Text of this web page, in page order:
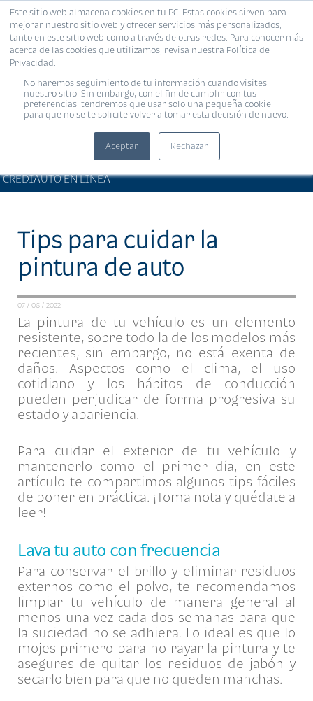
Este sitio web almacena cookies en tu PC. Estas cookies sirven para
mejorar nuestro sitio web y ofrecer servicios más personalizados,
tanto en este sitio web como a través de otras redes. Para conocer más
acerca de las cookies que utilizamos, revisa nuestra Política de
Privacidad.
No haremos seguimiento de tu información cuando visites
nuestro sitio. Sin embargo, con el fin de cumplir con tus
preferencias, tendremos que usar solo una pequeña cookie
para que no se te solicite volver a tomar esta decisión de nuevo.
Aceptar Rechazar
MENÚ
CREDIAUTO EN LÍNEA
Tips para cuidar la
pintura de auto
07 / 06 / 2022
La pintura de tu vehículo es un elemento
resistente, sobre todo la de los modelos más
recientes, sin embargo, no está exenta de
daños. Aspectos como el clima, el uso
cotidiano y los hábitos de conducción
pueden perjudicar de forma progresiva su
estado y apariencia.
Para cuidar el exterior de tu vehículo y
mantenerlo como el primer día, en este
artículo te compartimos algunos tips fáciles
de poner en práctica. ¡Toma nota y quédate a
leer!
Lava tu auto con frecuencia
Para conservar el brillo y eliminar residuos
externos como el polvo, te recomendamos
limpiar tu vehículo de manera general al
menos una vez cada dos semanas para que
la suciedad no se adhiera. Lo ideal es que lo
mojes primero para no rayar la pintura y te
asegures de quitar los residuos de jabón y
secarlo bien para que no queden manchas.